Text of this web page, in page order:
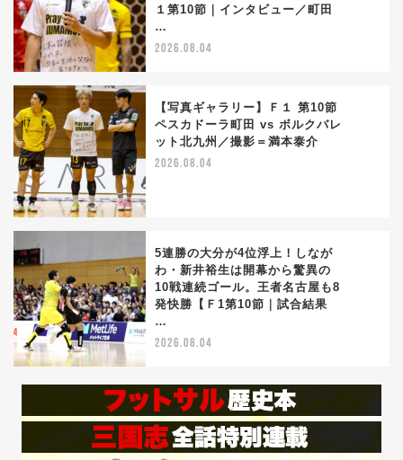
１第10節｜インタビュー／町田
…
2026.08.04
【写真ギャラリー】Ｆ１ 第10節
ペスカドーラ町田 vs ボルクバレ
ット北九州／撮影＝満本泰介
2026.08.04
5連勝の大分が4位浮上！しなが
わ・新井裕生は開幕から驚異の
10戦連続ゴール。王者名古屋も8
発快勝【Ｆ1第10節｜試合結果
…
2026.08.04